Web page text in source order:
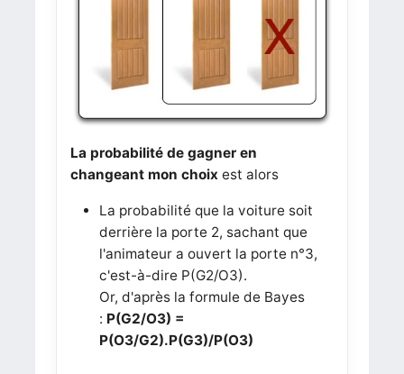
La probabilité de gagner en
changeant mon choix est alors
La probabilité que la voiture soit
derrière la porte 2, sachant que
l'animateur a ouvert la porte n°3,
c'est-à-dire P(G2/O3).
Or, d'après la formule de Bayes
: P(G2/O3) =
P(O3/G2).P(G3)/P(O3)